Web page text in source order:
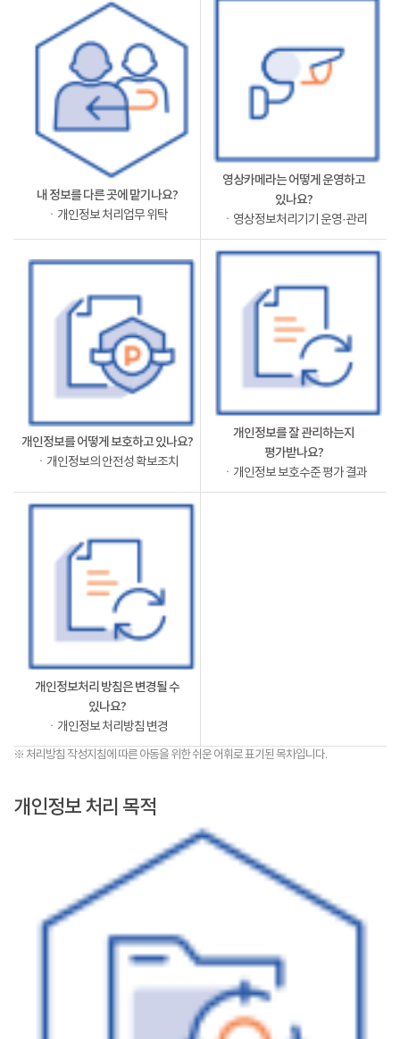
내 정보를 다른 곳에 맡기나요?
ㆍ개인정보 처리업무 위탁
영상카메라는 어떻게 운영하고
있나요?
ㆍ영상정보처리기기 운영·관리
개인정보를 어떻게 보호하고 있나요?
ㆍ개인정보의 안전성 확보조치
개인정보를 잘 관리하는지
평가받나요?
ㆍ개인정보 보호수준 평가 결과
개인정보처리 방침은 변경될 수
있나요?
ㆍ개인정보 처리방침 변경
※ 처리방침 작성지침에 따른 아동을 위한 쉬운 어휘로 표기된 목차입니다.
개인정보 처리 목적